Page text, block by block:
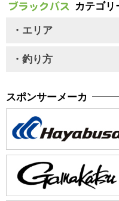
カテゴリ
・エリア
・釣り方
スポンサーメーカ